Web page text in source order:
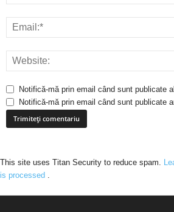
Notifică-mă prin email când sunt publicate
Notifică-mă prin email când sunt publicate
This site uses Titan Security to reduce spam.
is processed .